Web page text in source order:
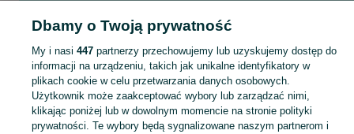
pszczoły sprzedam dzialki budowlane
akumulator 105ah varta
Skorzystaj z największego serwisu ogłoszeniowego - Ciągowice i okolice! Kupuj to, czego pragniesz i sprzedawaj to, czego już nie potrzebujesz! Zobacz
Mapa kategorii
Dbamy o Twoją prywatność
My i nasi 447partnerzy przechowujemy lub uzyskujemy dostęp do
informacji na urządzeniu, takich jak unikalne identyfikatory w
plikach cookie w celu przetwarzania danych osobowych.
Użytkownik może zaakceptować wybory lub zarządzać nimi,
klikając poniżej lub w dowolnym momencie na stronie polityki
prywatności. Te wybory będą sygnalizowane naszym partnerom i